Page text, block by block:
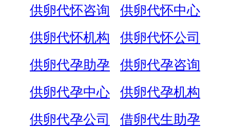
供卵代怀咨询
供卵代怀中心
供卵代怀机构
供卵代怀公司
供卵代孕助孕
供卵代孕咨询
供卵代孕中心
供卵代孕机构
供卵代孕公司
借卵代生助孕